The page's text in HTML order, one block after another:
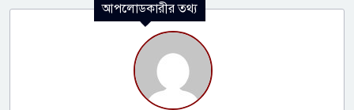
আপলোডকারীর তথ্য